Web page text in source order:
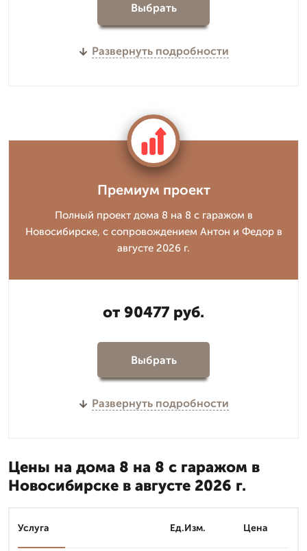
Выбрать
Развернуть подробности
Премиум проект
Полный проект дома 8 на 8 с гаражом в
Новосибирске, с сопровождением Антон и Федор в
августе 2026 г.
от 90477 руб.
Выбрать
Развернуть подробности
Цены на дома 8 на 8 с гаражом в
Новосибирске в августе 2026 г.
Услуга Ед.Изм. Цена